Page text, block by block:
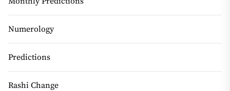
Numerology
Predictions
Rashi Change